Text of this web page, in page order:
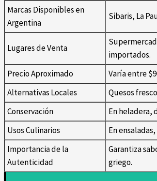
Marcas Disponibles en
Argentina
Sibaris, La
Lugares de Venta
importados.
Precio Aproximado
Varía entre
Alternativas Locales
Quesos
Conservación
En heladera,
Usos Culinarios
En
Importancia de la
Autenticidad
Garantiza
griego.